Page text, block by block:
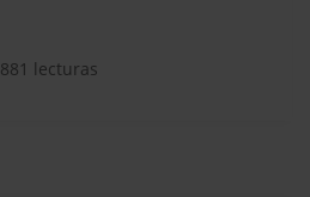
881 lecturas